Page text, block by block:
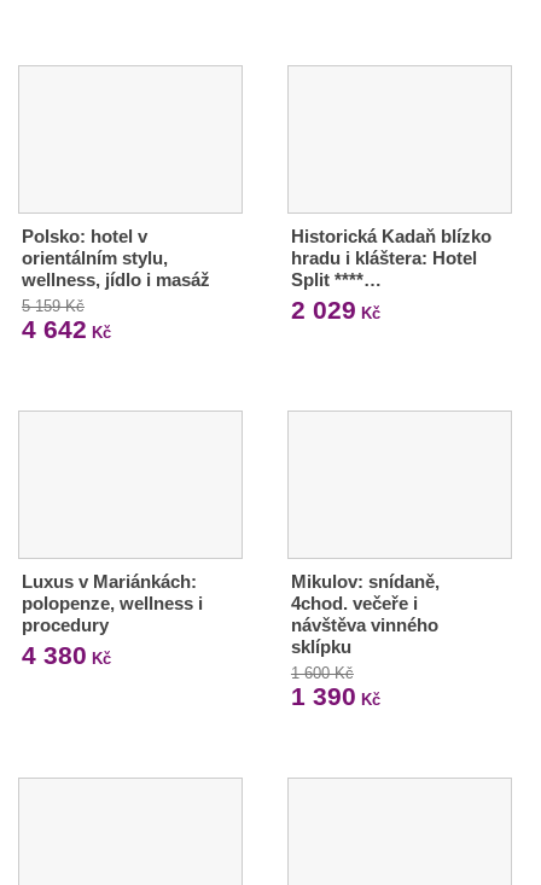
Polsko: hotel v
orientálním stylu,
wellness, jídlo i masáž
5 159 Kč
4 642 Kč
Historická Kadaň blízko
hradu i kláštera: Hotel
Split ****…
2 029 Kč
Luxus v Mariánkách:
polopenze, wellness i
procedury
4 380 Kč
Mikulov: snídaně,
4chod. večeře i
návštěva vinného
sklípku
1 600 Kč
1 390 Kč